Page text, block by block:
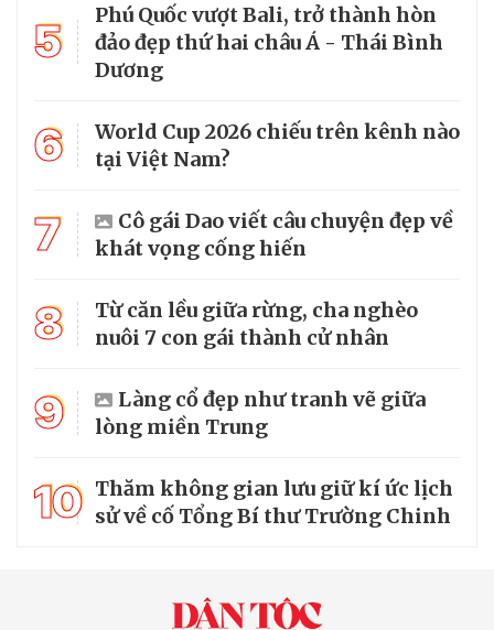
5
Phú Quốc vượt Bali, trở thành hòn
đảo đẹp thứ hai châu Á - Thái Bình
Dương
6
World Cup 2026 chiếu trên kênh nào
tại Việt Nam?
7
Cô gái Dao viết câu chuyện đẹp về
khát vọng cống hiến
8
Từ căn lều giữa rừng, cha nghèo
nuôi 7 con gái thành cử nhân
9
Làng cổ đẹp như tranh vẽ giữa
lòng miền Trung
10 Thăm không gian lưu giữ kí ức lịch
sử về cố Tổng Bí thư Trường Chinh